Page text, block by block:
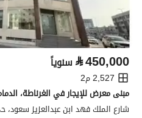
⃁450,000 سنوياً
2,527 م2
مبنى معرض للإيجار في الغرناطة،
شارع الملك فهد ابن عبدالعزيز سعود،